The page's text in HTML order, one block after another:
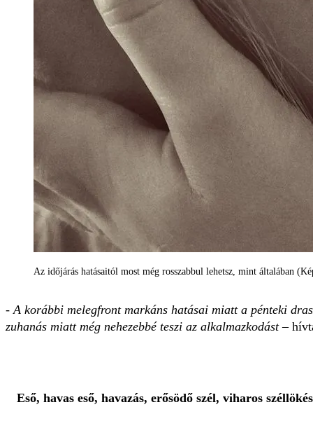
Az időjárás hatásaitól most még rosszabbul lehetsz, mint általában
- A korábbi melegfront markáns hatásai miatt a pénteki
zuhanás miatt még nehezebbé teszi az alkalmazkodást–
Eső, havas eső, havazás, erősödő szél, viharos